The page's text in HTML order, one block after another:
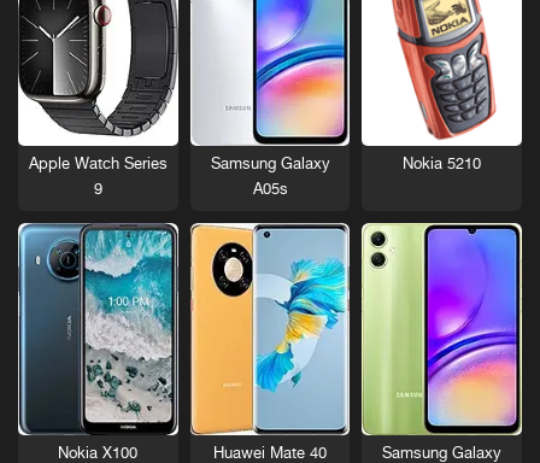
Nokia 5210
Samsung Galaxy
A05s
Apple Watch Series
9
Samsung Galaxy
Huawei Mate 40
Nokia X100